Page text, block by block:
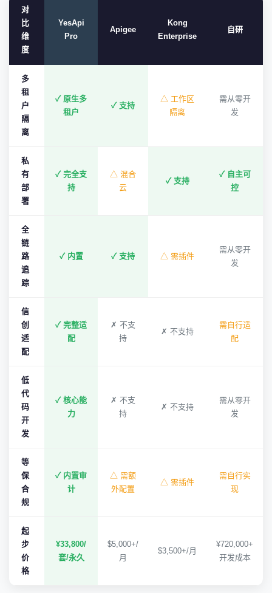
对
比
维
度
YesApi
Pro
Apigee
Kong
Enterprise
自研
多
租
户
隔
离
✓ 原生多
租户
✓ 支持
△ 工作区
隔离
需从零开
发
私
有
部
署
✓ 完全支
持
△ 混合
云
✓ 支持
✓ 自主可
控
全
链
路
追
踪
✓ 内置 ✓ 支持 △ 需插件
需从零开
发
信
创
适
配
✓ 完整适
配
✗ 不支
持
✗ 不支持
需自行适
配
低
代
码
开
发
✓ 核心能
力
✗ 不支
持
✗ 不支持
需从零开
发
等
保
合
规
✓ 内置审
计
△ 需额
外配置
△ 需插件
需自行实
现
起
步
价
格
¥33,800/
套/永久
$5,000+/
月
$3,500+/月
¥720,000+
开发成本